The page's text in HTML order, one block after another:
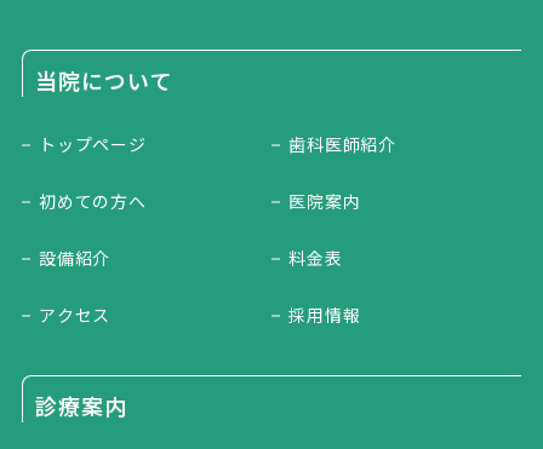
当院について
トップページ 歯科医師紹介
初めての方へ 医院案内
設備紹介 料金表
アクセス 採用情報
診療案内